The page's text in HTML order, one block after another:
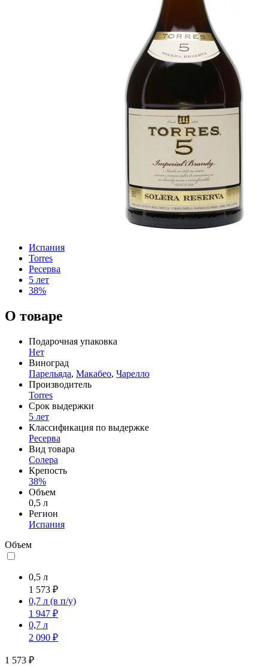
Испания
Torres
Ресерва
5 лет
38%
О товаре
Подарочная упаковка
Нет
Виноград
Парельяда, Макабео, Чарелло
Производитель
Torres
Срок выдержки
5 лет
Классификация по выдержке
Ресерва
Вид товара
Солера
Крепость
38%
Объем
0,5 л
Регион
Испания
Объем
0,5 л
1 573 ₽
0,7 л (в п/у)
1 947 ₽
0,7 л
2 090 ₽
1 573 ₽